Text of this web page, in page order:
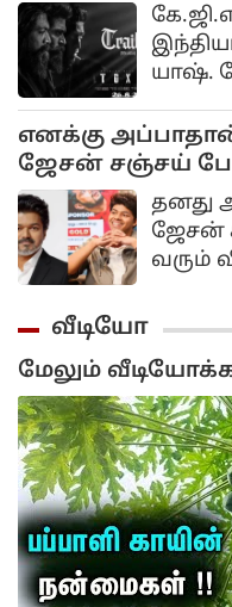
யாஷ்.
பல
எனக்கு
ஜேசன் சஞ்சய்
தனது
ஜேசன்
வரும்
வீடியோ
மேலும்